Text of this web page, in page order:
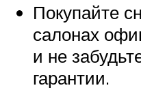
Покупайте
салонах
и не
гарантии.